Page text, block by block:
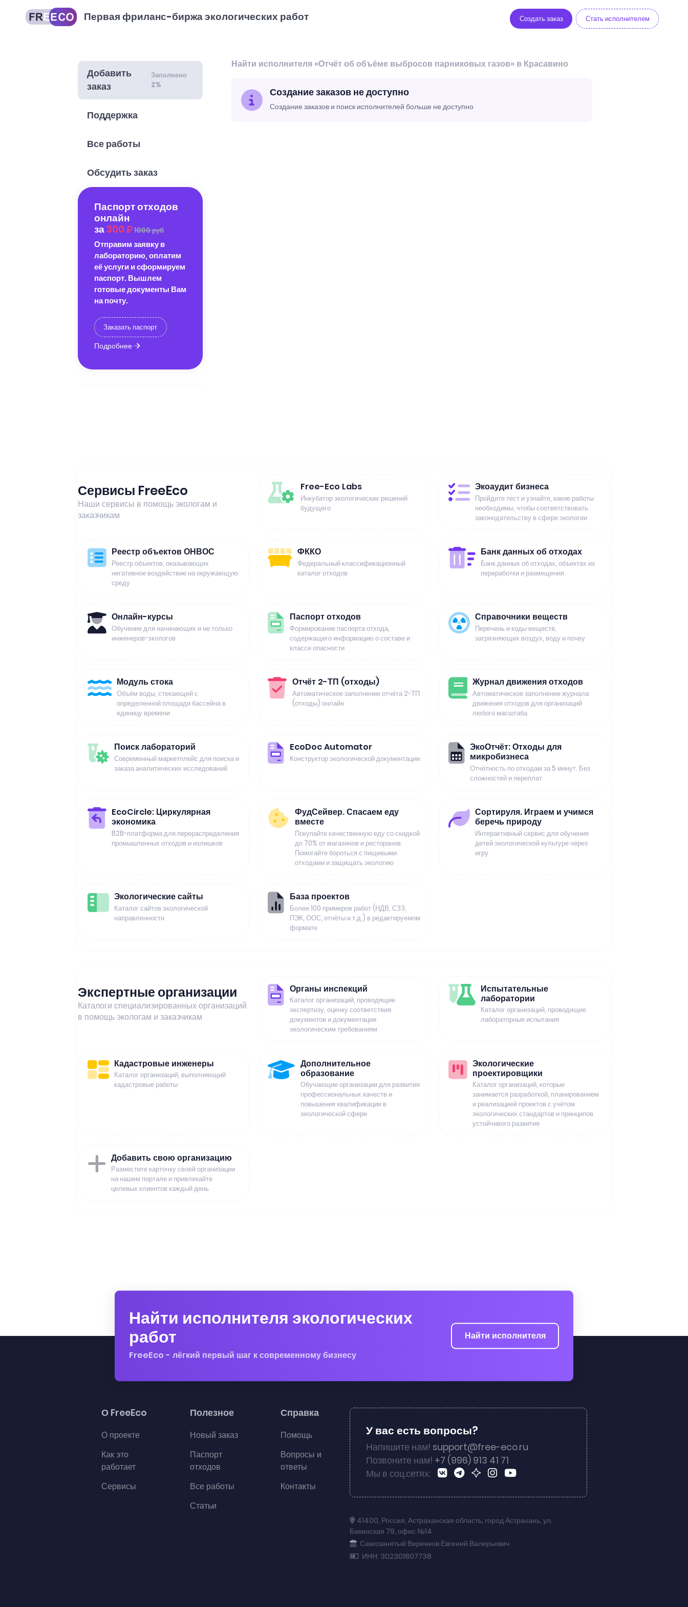
Первая фриланс-биржа экологических работ Создать заказ Стать исполнителем
Добавить
заказ
Заполнено
2%
Поддержка
Все работы
Обсудить заказ
Паспорт отходов
онлайн
за300 1000 руб
Отправим заявку в
лабораторию, оплатим
её услуги и сформируем
паспорт. Вышлем
готовые документы Вам
на почту.
Заказать паспорт
Подробнее
Найти исполнителя «Отчёт об объёме выбросов парниковых газов» в Красавино
Создание заказов не доступно
Создание заказов и поиск исполнителей больше не доступно
Сервисы FreeEco
Наши сервисы в помощь экологам и
заказчикам
Free-Eco Labs
Инкубатор экологических решений
будущего
Экоаудит бизнеса
Пройдите тест и узнайте, какие работы
необходимы, чтобы соответствовать
законодательству в сфере экологии
Реестр объектов ОНВОС
Реестр объектов, оказывающих
негативное воздействие на окружающую
среду
ФККО
Федеральный классификационный
каталог отходов
Банк данных об отходах
Банк данных об отходах, объектах их
переработки и размещения
Онлайн-курсы
Обучение для начинающих и не только
инженеров-экологов
Паспорт отходов
Формирование паспорта отхода,
содержащего информацию о составе и
классе опасности
Справочники веществ
Перечень и коды веществ,
загрязняющих воздух, воду и почву
Модуль стока
Объём воды, стекающей с
определенной площади бассейна в
единицу времени
Отчёт 2-ТП (отходы)
Автоматическое заполнение отчёта 2-ТП
(отходы) онлайн
Журнал движения отходов
Автоматическое заполнение журнала
движения отходов для организаций
любого масштаба
Поиск лабораторий
Современный маркетплейс для поиска и
заказа аналитических исследований
EcoDoc Automator
Конструктор экологической документации
ЭкоОтчёт: Отходы для
микробизнеса
Отчётность по отходам за 5 минут. Без
сложностей и переплат
EcoCircle: Циркулярная
экономика
B2B-платформа для перераспределения
промышленных отходов и излишков
ФудСейвер. Спасаем еду
вместе
Покупайте качественную еду со скидкой
до 70% от магазинов и ресторанов.
Помогайте бороться с пищевыми
отходами и защищать экологию
Сортируля. Играем и учимся
беречь природу
Интерактивный сервис для обучения
детей экологической культуре через
игру
Экологические сайты
Каталог сайтов экологической
направленности
База проектов
Более 100 примеров работ (НДВ, СЗЗ,
ПЭК, ООС, отчёты и т.д.) в редактируемом
формате
Экспертные организации
Каталоги специализированных организаций
в помощь экологам и заказчикам
Органы инспекций
Каталог организаций, проводящие
экспертизу, оценку соответствия
документов и документации
экологическим требованиям
Испытательные
лаборатории
Каталог организаций, проводящие
лабораторные испытания
Кадастровые инженеры
Каталог организаций, выполняющий
кадастровые работы
Дополнительное
образование
Обучающие организации для развития
профессиональных качеств и
повышения квалификации в
экологической сфере
Экологические
проектировщики
Каталог организаций, которые
занимается разработкой, планированием
и реализацией проектов с учётом
экологических стандартов и принципов
устойчивого развития
Добавить свою организацию
Разместите карточку своей организации
на нашем портале и привлекайте
целевых клиентов каждый день
Найти исполнителя экологических
работ
FreeEco - лёгкий первый шаг к современному бизнесу
Найти исполнителя
О FreeEco
О проекте
Как это
работает
Сервисы
Полезное
Новый заказ
Паспорт
отходов
Все работы
Статьи
Справка
Помощь
Вопросы и
ответы
Контакты
У вас есть вопросы?
Напишите нам! support@free-eco.ru
Позвоните нам! +7 (996) 913 41 71
Мы в соц.сетях:
41400, Россия, Астраханская область, город Астрахань, ул.
Бакинская 79, офис №14
Самозанятый Веренков Евгений Валерьевич
ИНН: 302301807738